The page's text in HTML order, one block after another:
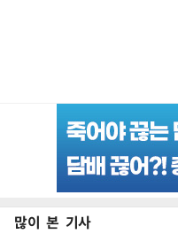
많이 본 기사